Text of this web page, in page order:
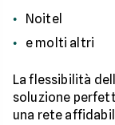
Noitel
e molti altri
La flessibilità
soluzione
una rete